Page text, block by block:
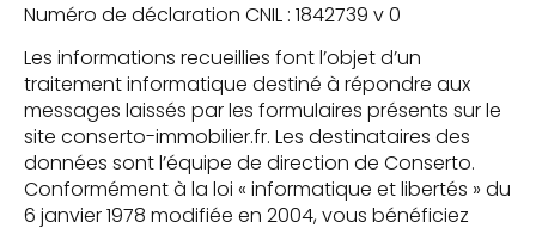
Numéro de déclaration CNIL : 1842739 v 0
Les informations recueillies font l’objet d’un
traitement informatique destiné à répondre aux
messages laissés par les formulaires présents sur le
site conserto-immobilier.fr. Les destinataires des
données sont l’équipe de direction de Conserto.
Conformément à la loi « informatique et libertés » du
6 janvier 1978 modifiée en 2004, vous bénéficiez